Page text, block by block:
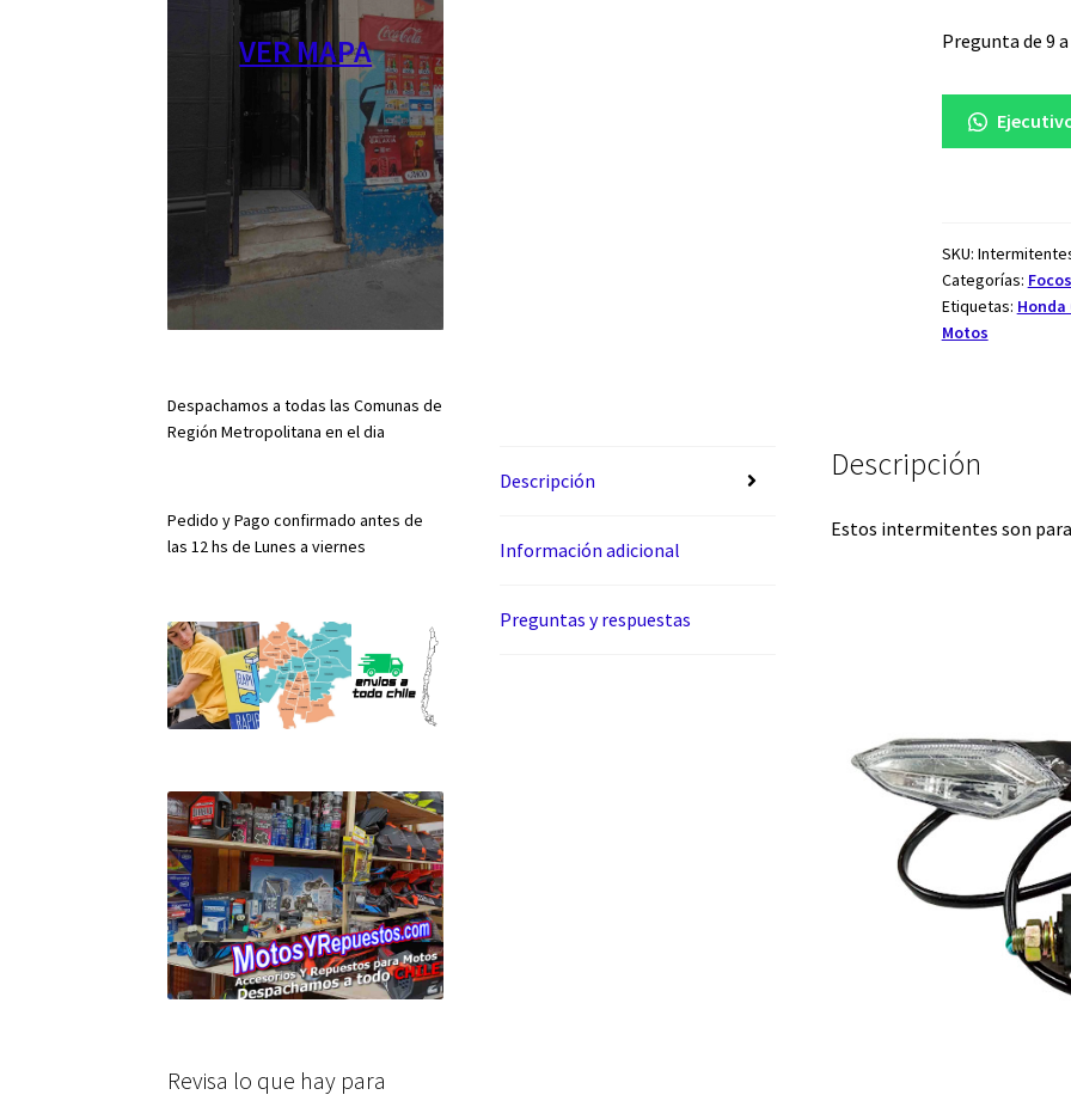
Pregunta de 9
SKU: Intermitentes
Categorías:
Etiquetas: Honda
Motos
Descripción
Información adicional
Preguntas y respuestas
Descripción
Estos intermitentes son
VER MAPA
Despachamos a todas las Comunas de
Región Metropolitana en el dia
Pedido y Pago confirmado antes de
las 12 hs de Lunes a viernes
Revisa lo que hay para